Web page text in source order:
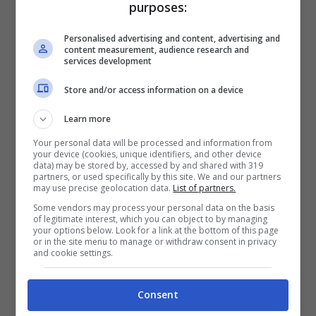
personaggi del mondo Disney, tra Topi e
Topolino, i personaggi come non li abbiamo mai visti: inizia
l’evento “Mirror Christmas”(credits: screenshot Instagram
Senza rivelare troppo circa le dinamiche
purposes:
Personalised advertising and content, advertising and
content measurement, audience research and
services development
Store and/or access information on a device
Learn more
Your personal data will be processed and information from
your device (cookies, unique identifiers, and other device
data) may be stored by, accessed by and shared with 319
partners, or used specifically by this site. We and our partners
may use precise geolocation data. List of partners.
Some vendors may process your personal data on the basis
of legitimate interest, which you can object to by managing
your options below. Look for a link at the bottom of this page
or in the site menu to manage or withdraw consent in privacy
and cookie settings.
Consent